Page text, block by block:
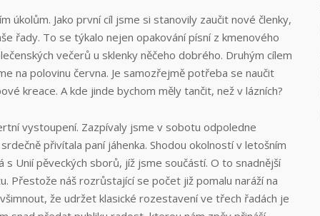
úkolům. Jako první cíl jsme si stanovily zaučit nové členky,
řady. To se týkalo nejen opakování písní z kmenového
večerů u sklenky něčeho dobrého. Druhým cílem
na polovinu června. Je samozřejmě potřeba se naučit
kreace. A kde jinde bychom měly tančit, než v lázních?
vystoupení. Zazpívaly jsme v sobotu odpoledne
přivítala paní jáhenka. Shodou okolností v letošním
Unií pěveckých sborů, jíž jsme součástí. O to snadnější
Přestože náš rozrůstající se počet již pomalu naráží na
že udržet klasické rozestavení ve třech řadách je